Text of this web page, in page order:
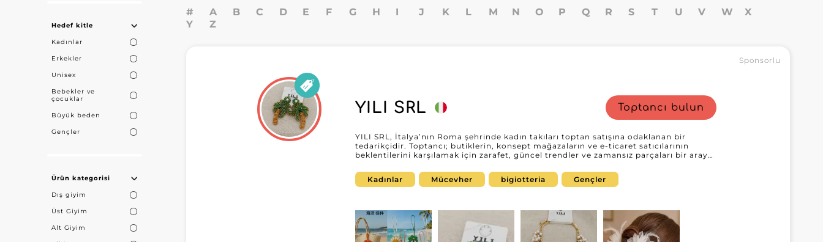
Hedef kitle
Kadınlar
Erkekler
Unisex
Bebekler ve
çocuklar
Büyük beden
Gençler
Ürün kategorisi
Dış giyim
Üst Giyim
Alt Giyim
#
A B C D E F G H I J K L M N O P Q R S T U V W
X
Y
Z
Sponsorlu
YILI SRL Toptancı bulun
YILI SRL, İtalya’nın Roma şehrinde kadın takıları toptan satışına odaklanan bir
tedarikçidir. Toptancı; butiklerin, konsept mağazaların ve e-ticaret satıcılarının
beklentilerini karşılamak için zarafet, güncel trendler ve zamansız parçaları bir araya
pazarının ihtiyaçlarına uygun aksesuarlarla ürün yelpazesini zenginleştirmek isteyen
profesyonellere destek olur. MicroStore’da yer alan YILI SRL, profesyonellerin
MicroStore’una erişim talep edebilir ve toptan takı alanında tanınmış bir uzmanla iş
ortaklığı geliştirebilir.
Kadınlar Mücevher bigiotteria Gençler